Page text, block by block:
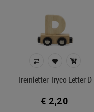
Muurstickers
Sierkussen
Wekker slaaptrainer
Treinletter Tryco Letter D
€ 2,20